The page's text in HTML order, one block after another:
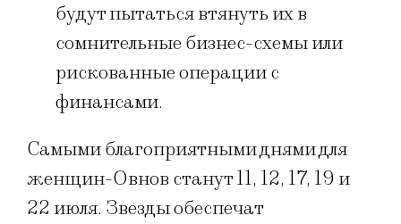
будут пытаться втянуть их в
сомнительные бизнес-схемы или
рискованные операции с
финансами.
Самыми благоприятными днями для
женщин-Овнов станут 11, 12, 17, 19 и
22 июля. Звезды обеспечат